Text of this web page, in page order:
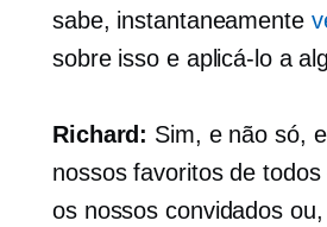
sabe, instantaneamente
sobre isso e aplicá-lo a
Richard: Sim, e não só,
nossos favoritos de
os nossos convidados